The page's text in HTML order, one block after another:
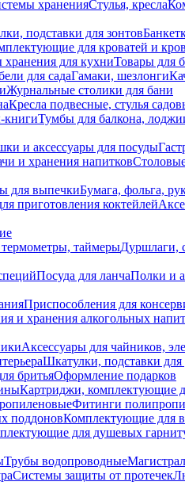
храненияСтулья, кресла
подставки для зонтов
для кроватей и
для кухниТовары для
для садаГамаки, шезлонги
Журнальные столики для бани
Кресла подвесные, стулья
книгиТумбы для балкона,
и аксессуары для посуды
и хранения напитков
для выпечкиБумага, фольга,
приготовления коктейлей
таймерыДуршлаги,
Посуда для ланчаПолки и
Приспособления для
и хранения алкогольных
Аксессуары для чайников,
Шкатулки, подставки
бритьяОформление подарков
Картриджи, комплектующие
Фитинги
поддоновКомплектующие для
для душевых
Трубы водопроводные
Системы защиты от протечек